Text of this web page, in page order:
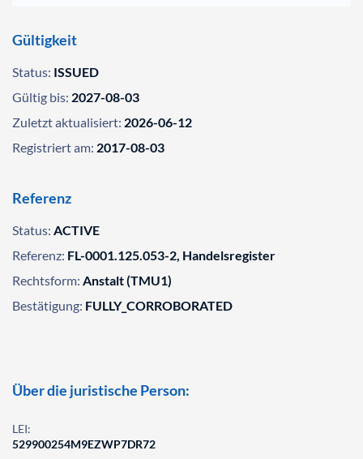
Gültigkeit
Status: ISSUED
Gültig bis: 2027-08-03
Zuletzt aktualisiert: 2026-06-12
Registriert am: 2017-08-03
Referenz
Status: ACTIVE
Referenz: FL-0001.125.053-2, Handelsregister
Rechtsform: Anstalt (TMU1)
Bestätigung: FULLY_CORROBORATED
Über die juristische Person:
LEI:
529900254M9EZWP7DR72